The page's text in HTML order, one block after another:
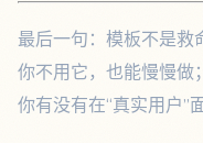
最后一句：模板不是救
你不用它，也能慢慢
你有没有在“真实用户”